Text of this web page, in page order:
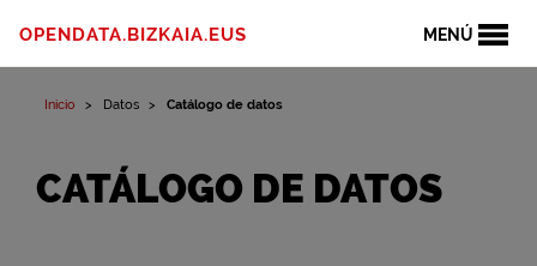
MENÚ
OPENDATA.BIZKAIA.EUS
Inicio Datos Catálogo de datos
CATÁLOGO DE DATOS